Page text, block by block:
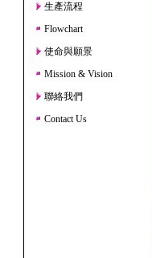
生產流程
Flowchart
使命與願景
Mission & Vision
聯絡我們
Contact Us